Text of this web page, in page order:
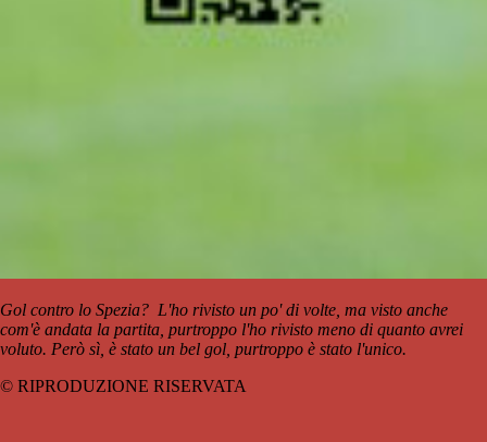
Gol contro lo Spezia? L'ho rivisto un po' di volte, ma visto anche
com'è andata la partita, purtroppo l'ho rivisto meno di quanto avrei
voluto. Però sì, è stato un bel gol, purtroppo è stato l'unico.
© RIPRODUZIONE RISERVATA